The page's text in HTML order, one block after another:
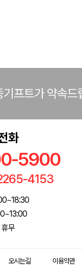
프트가 약속드
화
5900
4153
무
오시는길 이용약관